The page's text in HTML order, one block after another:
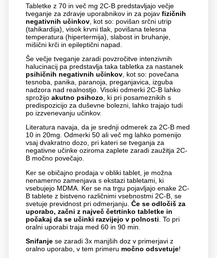
Tabletke z 70 in več mg 2C-B predstavljajo večje
tveganje za zdravje uporabnikov in za pojav fizičnih
negativnih učinkov, kot so: povišan srčni utrip
(tahikardija), visok krvni tlak, povišana telesna
temperatura (hipertermija), slabost in bruhanje,
mišični krči in epileptični napad.
Še večje tveganje zaradi povzročitve intenzivnih
halucinacij pa predstavlja taka tabletka za nastanek
psihičnih negativnih učinkov, kot so: povečana
tesnoba, panika, paranoja, preganjavica, izguba
nadzora nad realnostjo. Visoki odmerki 2C-B lahko
sprožijo akutno psihozo , ki pri posameznikih s
predispozicijo za duševne bolezni, lahko trajajo tudi
po izzvenevanju učinkov.
Literatura navaja, da je srednji odmerek za 2C-B med
10 in 20mg. Odmerki 50 ali več mg lahko pomenijo
vsaj dvakratno dozo, pri kateri se tveganja za
negativne učinke oziroma zaplete zaradi zaužitja 2C-
B močno povečajo.
Ker se običajno prodaja v obliki tablet, je možna
nenamerno zamenjava s ekstazi tabletami, ki
vsebujejo MDMA. Ker se na trgu pojavljajo enake 2C-
B tablete z bistveno različnimi vsebnostmi 2C-B, se
svetuje previdnost pri odmerjanju. Če se odločiš za
uporabo, začni z največ četrtinko tabletke in
počakaj da se učinki razvijejo v polnosti . To pri
oralni uporabi traja med 60 in 90 min.
Snifanjese zaradi 3x manjših doz v primerjavi z
oralno uporabo, v tem primeru močno odsvetuje!